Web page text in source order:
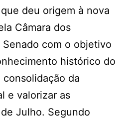
deu origem à nova
Câmara dos
com o objetivo
histórico do
consolidação da
e valorizar as
Julho. Segundo